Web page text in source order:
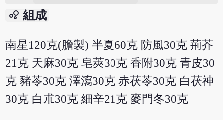
bubble_chart 組成
南星120克(膽製) 半夏60克 防風30克 荊芥
21克 天麻30克 皂莢30克 香附30克 青皮30
克 豬苓30克 澤瀉30克 赤茯苓30克 白茯神
30克 白朮30克 細辛21克 麥門冬30克